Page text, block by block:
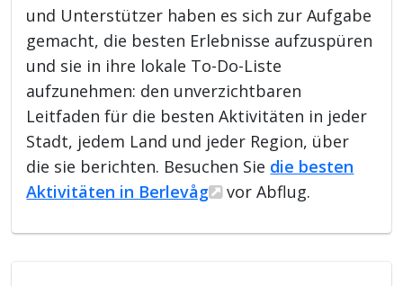
und Unterstützer haben es sich zur Aufgabe
gemacht, die besten Erlebnisse aufzuspüren
und sie in ihre lokale To-Do-Liste
aufzunehmen: den unverzichtbaren
Leitfaden für die besten Aktivitäten in jeder
Stadt, jedem Land und jeder Region, über
die sie berichten. Besuchen Sie die besten
Aktivitäten in Berlevåg
vor Abflug.